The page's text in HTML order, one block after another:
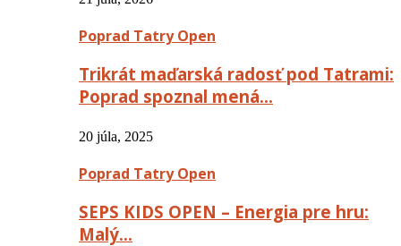
Poprad Tatry Open
Trikrát maďarská radosť pod Tatrami:
Poprad spoznal mená…
20 júla, 2025
Poprad Tatry Open
SEPS KIDS OPEN – Energia pre hru:
Malý…